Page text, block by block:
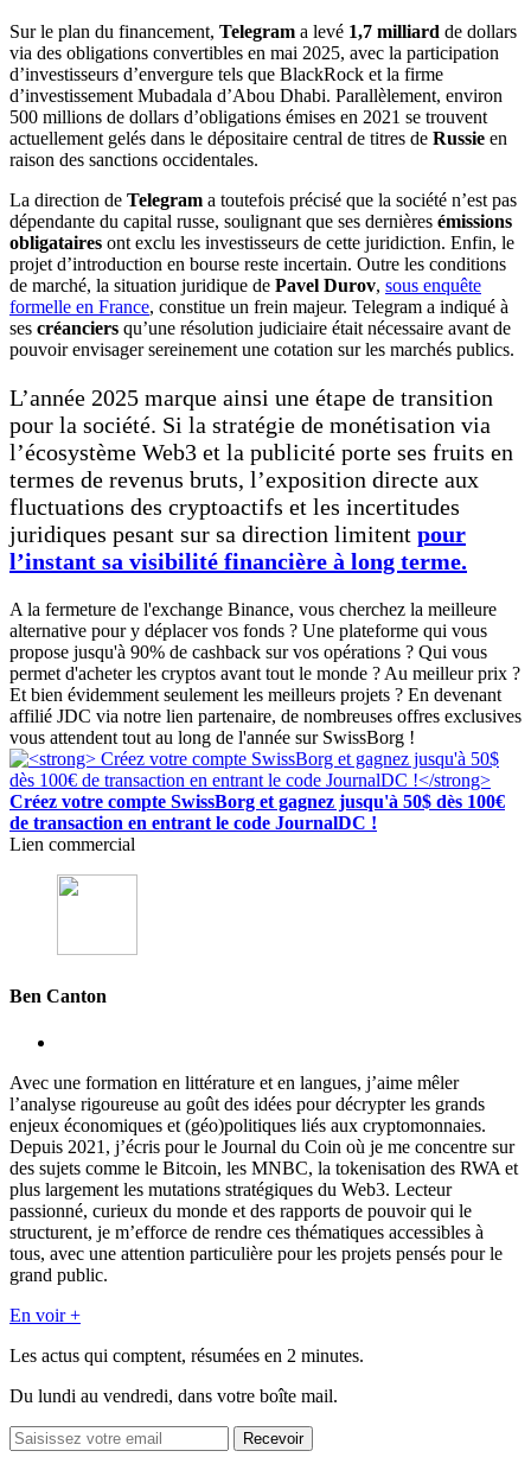
Sur le plan du financement, Telegram a levé 1,7 milliard de dollars
via des obligations convertibles en mai 2025, avec la participation
d’investisseurs d’envergure tels que BlackRock et la firme
d’investissement Mubadala d’Abou Dhabi. Parallèlement, environ
500 millions de dollars d’obligations émises en 2021 se trouvent
actuellement gelés dans le dépositaire central de titres de Russie en
raison des sanctions occidentales.
La direction de Telegram a toutefois précisé que la société n’est pas
dépendante du capital russe, soulignant que ses dernières émissions
obligataires ont exclu les investisseurs de cette juridiction. Enfin, le
projet d’introduction en bourse reste incertain. Outre les conditions
de marché, la situation juridique de Pavel Durov, sous enquête
formelle en France, constitue un frein majeur. Telegram a indiqué à
ses créanciers qu’une résolution judiciaire était nécessaire avant de
pouvoir envisager sereinement une cotation sur les marchés publics.
L’année 2025 marque ainsi une étape de transition
pour la société. Si la stratégie de monétisation via
l’écosystème Web3 et la publicité porte ses fruits en
termes de revenus bruts, l’exposition directe aux
fluctuations des cryptoactifs et les incertitudes
juridiques pesant sur sa direction limitent pour
l’instant sa visibilité financière à long terme.
A la fermeture de l'exchange Binance, vous cherchez la meilleure
alternative pour y déplacer vos fonds ? Une plateforme qui vous
propose jusqu'à 90% de cashback sur vos opérations ? Qui vous
permet d'acheter les cryptos avant tout le monde ? Au meilleur prix ?
Et bien évidemment seulement les meilleurs projets ? En devenant
affilié JDC via notre lien partenaire, de nombreuses offres exclusives
vous attendent tout au long de l'année sur SwissBorg !
Créez votre compte SwissBorg et gagnez jusqu'à 50$ dès 100€
de transaction en entrant le code JournalDC !
Lien commercial
Ben Canton
Avec une formation en littérature et en langues, j’aime mêler
l’analyse rigoureuse au goût des idées pour décrypter les grands
enjeux économiques et (géo)politiques liés aux cryptomonnaies.
Depuis 2021, j’écris pour le Journal du Coin où je me concentre sur
des sujets comme le Bitcoin, les MNBC, la tokenisation des RWA et
plus largement les mutations stratégiques du Web3. Lecteur
passionné, curieux du monde et des rapports de pouvoir qui le
structurent, je m’efforce de rendre ces thématiques accessibles à
tous, avec une attention particulière pour les projets pensés pour le
grand public.
En voir +
Les actus qui comptent, résumées en 2 minutes.
Du lundi au vendredi, dans votre boîte mail.
Recevoir